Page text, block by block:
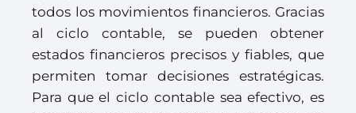
todos los movimientos financieros. Gracias
al ciclo contable, se pueden obtener
estados financieros precisos y fiables, que
permiten tomar decisiones estratégicas.
Para que el ciclo contable sea efectivo, es